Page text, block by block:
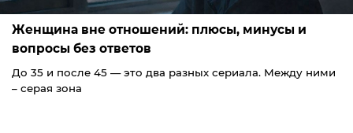
Женщина вне отношений: плюсы, минусы и
вопросы без ответов
До 35 и после 45 — это два разных сериала. Между ними
– серая зона